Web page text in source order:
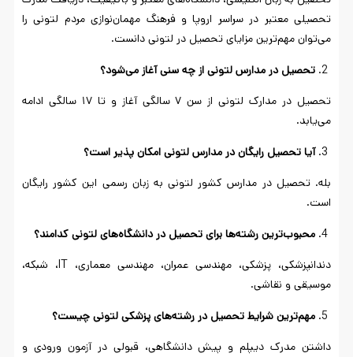
تحصیلی معتبر در سراسر اروپا و فرهنگ مهمان‌نوازی مردم لتونی را
می‌توان مهم‌ترین مزایای تحصیل در لتونی دانست.
تحصیل در مدارس لتونی از چه سنی آغاز می‌شود؟
تحصیل در مدارک لتونی از سن ۷ سالگی آغاز و تا ۱۷ سالگی ادامه
می‌یابد.
آیا تحصیل رایگان در مدارس لتونی امکان پذیر است؟
بله. تحصیل در مدارس کشور لتونی به زبان رسمی این کشور رایگان
است.
محبوب‌ترین رشته‌ها برای تحصیل در دانشگاه‌های لتونی کدامند؟
دندانپزشکی، پزشکی، مهندسی عمران، مهندسی معماری، IT، شبکه،
موسیقی و نقاشی.
مهم‌ترین شرایط تحصیل در رشته‌های پزشکی لتونی چیست؟
داشتن مدرک دیپلم و پیش دانشگاهی، قبولی در آزمون ورودی و